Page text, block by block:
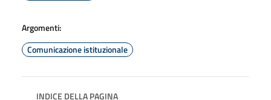
Argomenti:
Comunicazione istituzionale
INDICE DELLA PAGINA